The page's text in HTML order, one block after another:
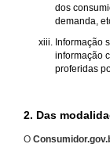
dos
demanda,
Informação
informação
proferidas
2. Das
O